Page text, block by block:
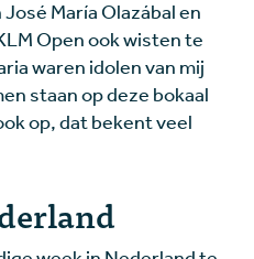
María Olazábal en
Open ook wisten te
waren idolen van mij
staan op deze bokaal
op, dat bekent veel